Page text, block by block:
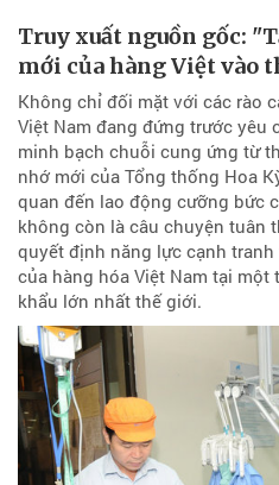
Truy xuất nguồn gốc:
mới của hàng Việt vào
Không chỉ đối mặt với các rào
Việt Nam đang đứng trước yêu
minh bạch chuỗi cung ứng từ
nhớ mới của Tổng thống Hoa
quan đến lao động cưỡng bức
không còn là câu chuyện tuân
quyết định năng lực cạnh
của hàng hóa Việt Nam tại
khẩu lớn nhất thế giới.